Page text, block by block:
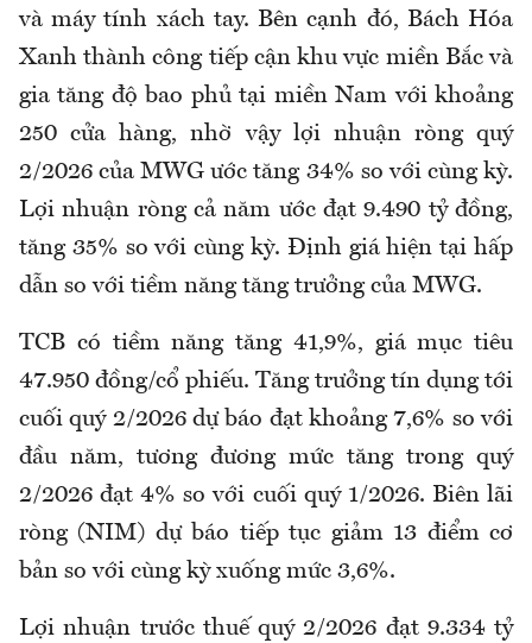
và máy tính xách tay. Bên cạnh đó, Bách Hóa
Xanh thành công tiếp cận khu vực miền Bắc và
gia tăng độ bao phủ tại miền Nam với khoảng
250 cửa hàng, nhờ vậy lợi nhuận ròng quý
2/2026 của MWG ước tăng 34% so với cùng kỳ.
Lợi nhuận ròng cả năm ước đạt 9.490 tỷ đồng,
tăng 35% so với cùng kỳ. Định giá hiện tại hấp
dẫn so với tiềm năng tăng trưởng của MWG.
TCB có tiềm năng tăng 41,9%, giá mục tiêu
47.950 đồng/cổ phiếu. Tăng trưởng tín dụng tới
cuối quý 2/2026 dự báo đạt khoảng 7,6% so với
đầu năm, tương đương mức tăng trong quý
2/2026 đạt 4% so với cuối quý 1/2026. Biên lãi
ròng (NIM) dự báo tiếp tục giảm 13 điểm cơ
bản so với cùng kỳ xuống mức 3,6%.
Lợi nhuận trước thuế quý 2/2026 đạt 9.334 tỷ